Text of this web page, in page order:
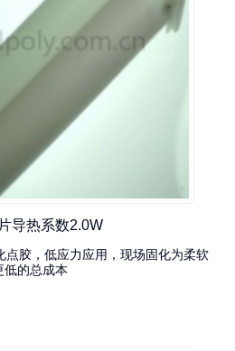
导热系数2.0W
点胶，低应力应用，现场固化为柔软
低的总成本